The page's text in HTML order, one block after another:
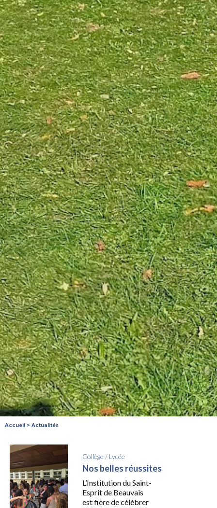
Accueil > Actualités
Collège / Lycée
Nos belles réussites
L’Institution du Saint-
Esprit de Beauvais
est fière de célébrer